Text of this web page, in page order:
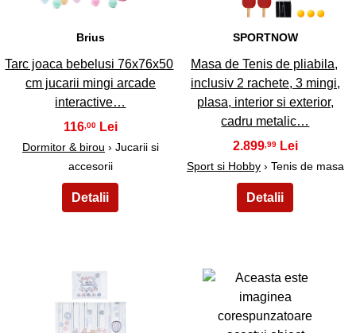
Brius
Tarc joaca bebelusi 76x76x50
cm jucarii mingi arcade
interactive…
116,00
Dormitor & birou › Jucarii si
accesorii
SPORTNOW
Masa de Tenis de pliabila,
inclusiv 2 rachete, 3 mingi,
plasa, interior si exterior,
cadru metalic…
2.899,99
Sport si Hobby› Tenis de masa